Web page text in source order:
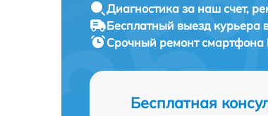
Диагностика за наш счет,
Бесплатный выезд курьера
Срочный ремонтсмартфона
Бесплатная